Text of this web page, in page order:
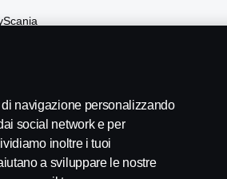
navigazione personalizzando
social network e per
inoltre i tuoi
a sviluppare le nostre